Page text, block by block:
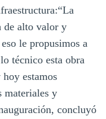
de alto valor y
le propusimos a
técnico esta obra
hoy estamos
materiales y
concluyó